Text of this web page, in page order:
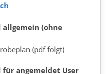
allgemein (ohne
plan (pdf folgt)
für angemeldet User